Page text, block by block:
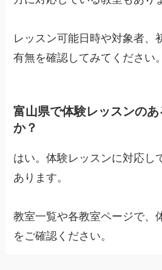
レッスン可能日時や対象者、
有無を確認してみてください。
富山県で体験レッスンの
か？
はい。体験レッスンに対応し
あります。
教室一覧や各教室ページで、
をご確認ください。